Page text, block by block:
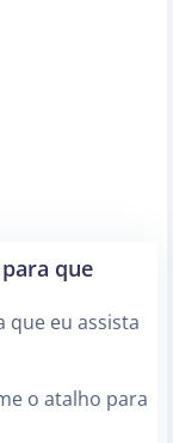
que
que eu assista
o atalho para